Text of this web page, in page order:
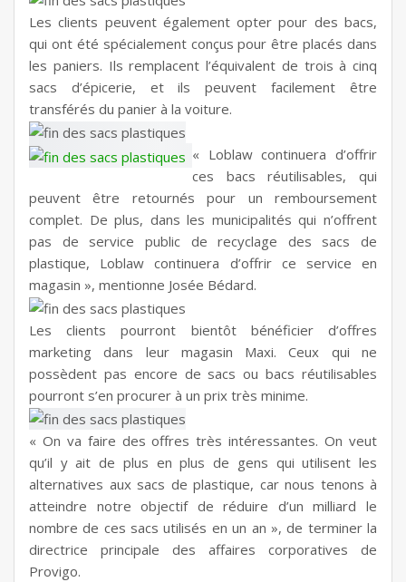
Les clients peuvent également opter pour des bacs,
qui ont été spécialement conçus pour être placés dans
les paniers. Ils remplacent l’équivalent de trois à cinq
sacs d’épicerie, et ils peuvent facilement être
transférés du panier à la voiture.
« Loblaw continuera d’offrir
ces bacs réutilisables, qui
peuvent être retournés pour un remboursement
complet. De plus, dans les municipalités qui n’offrent
pas de service public de recyclage des sacs de
plastique, Loblaw continuera d’offrir ce service en
magasin », mentionne Josée Bédard.
Les clients pourront bientôt bénéficier d’offres
marketing dans leur magasin Maxi. Ceux qui ne
possèdent pas encore de sacs ou bacs réutilisables
pourront s’en procurer à un prix très minime.
« On va faire des offres très intéressantes. On veut
qu’il y ait de plus en plus de gens qui utilisent les
alternatives aux sacs de plastique, car nous tenons à
atteindre notre objectif de réduire d’un milliard le
nombre de ces sacs utilisés en un an », de terminer la
directrice principale des affaires corporatives de
Provigo.